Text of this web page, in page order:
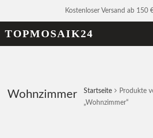
Kostenloser Versand ab 150
TOPMOSAIK24
Wohnzimmer Startseite
Produkte
„Wohnzimmer“